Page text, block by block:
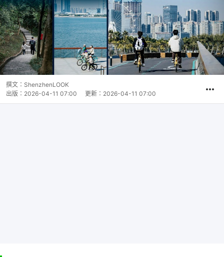
撰文： ShenzhenLOOK
出版： 2026-04-11 07:00 更新： 2026-04-11 07:00